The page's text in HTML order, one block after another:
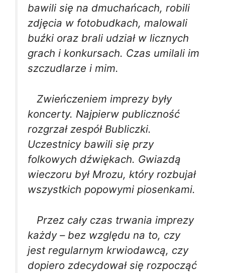
bawili się na dmuchańcach, robili
zdjęcia w fotobudkach, malowali
buźki oraz brali udział w licznych
grach i konkursach. Czas umilali im
szczudlarze i mim.
Zwieńczeniem imprezy były
koncerty. Najpierw publiczność
rozgrzał zespół Bubliczki.
Uczestnicy bawili się przy
folkowych dźwiękach. Gwiazdą
wieczoru był Mrozu, który rozbujał
wszystkich popowymi piosenkami.
Przez cały czas trwania imprezy
każdy – bez względu na to, czy
jest regularnym krwiodawcą, czy
dopiero zdecydował się rozpocząć